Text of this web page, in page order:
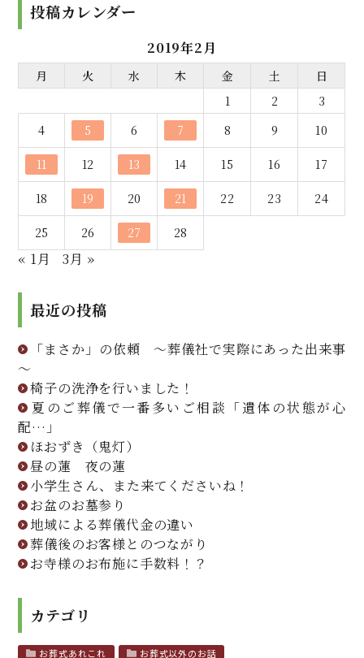
投稿カレンダー
2019年2月
月 火 水 木 金 土
日
1
2
3
4
5 6 7 8 9 10
11 12 13 14 15 16 17
18 19 20 21 22 23 24
25 26 27 28
« 1月 3月 »
最近の投稿
「まさか」の依頼 ～葬儀社で実際にあった出来事
～
椅子の洗浄を行いました！
夏のご葬儀で一番多いご相談「遺体の状態が心
配…」
ほおずき（鬼灯）
昼の蓮 夜の蓮
小学生さん、また来てくださいね！
お盆のお墓参り
地域による葬儀代金の違い
葬儀後のお客様とのつながり
お寺様のお布施に手数料！？
カテゴリ
お葬式あれこれ お葬式以外のお話